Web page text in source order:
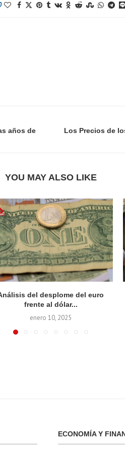
años de
Los Precios de
YOU MAY ALSO LIKE
del desplome del euro
frente al dólar...
enero 10, 2025
ECONOMÍA Y